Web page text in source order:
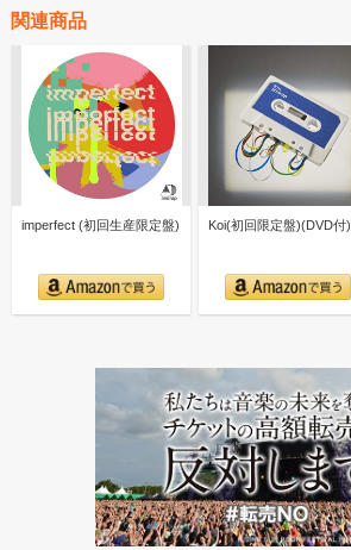
関連商品
imperfect (初回生産限定盤) Koi(初回限定盤)(DVD付)